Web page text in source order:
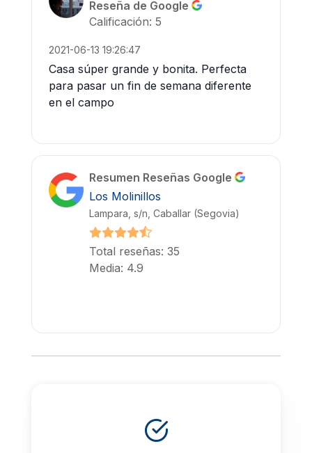
Reseña de Google
Calificación: 5
2021-06-13 19:26:47
Casa súper grande y bonita. Perfecta
para pasar un fin de semana diferente
en el campo
Resumen Reseñas Google
Los Molinillos
Lampara, s/n, Caballar (Segovia)
Total reseñas: 35
Media: 4.9